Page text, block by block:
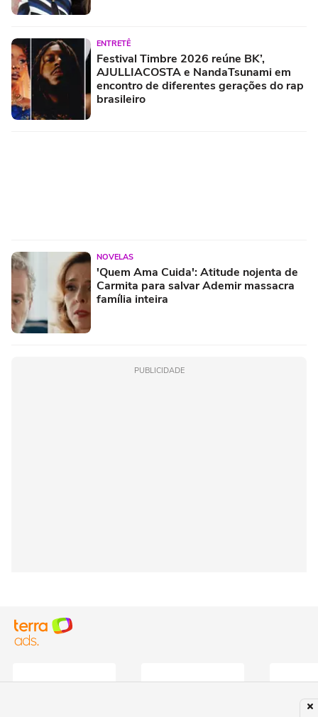
ENTRETÊ
Festival Timbre 2026 reúne BK’,
AJULLIACOSTA e NandaTsunami em
encontro de diferentes gerações do rap
brasileiro
NOVELAS
'Quem Ama Cuida': Atitude nojenta de
Carmita para salvar Ademir massacra
família inteira
PUBLICIDADE